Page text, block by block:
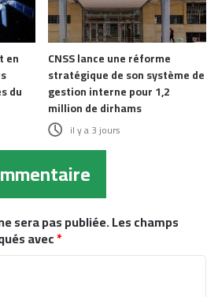
en
du
CNSS lance une réforme
stratégique de son système de
gestion interne pour 1,2
million de dirhams
il y a 3 jours
sera pas publiée.Les champs
avec*